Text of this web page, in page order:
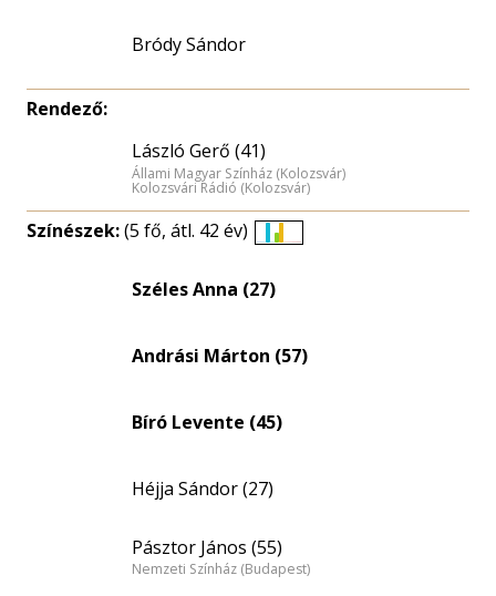
Bródy Sándor
Rendező:
László Gerő (41)
Állami Magyar Színház (Kolozsvár)
Kolozsvári Rádió (Kolozsvár)
Színészek:(5 fő, átl. 42 év)
Széles Anna (27)
Andrási Márton (57)
Bíró Levente (45)
Héjja Sándor (27)
Pásztor János (55)
Nemzeti Színház (Budapest)